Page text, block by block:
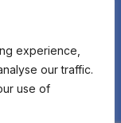
experience,
our traffic.
use of